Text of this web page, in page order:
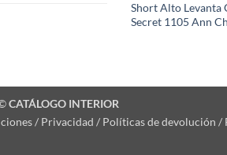
Short Alto Levanta
Secret 1105 Ann
CATÁLOGO INTERIOR
/ Privacidad / Políticas de devolución /